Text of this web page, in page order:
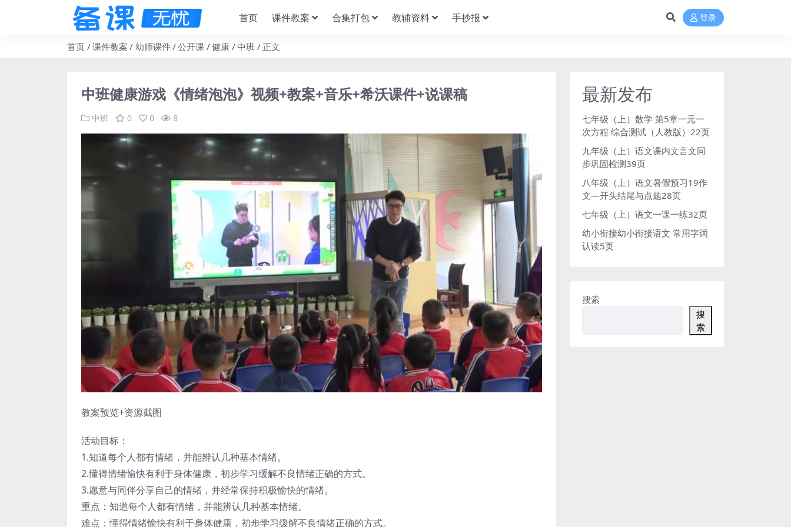
首页 课件教案 合集打包 教辅资料 手抄报 登录
首页 课件教案 幼师课件 公开课 健康 中班 正文
中班健康游戏《情绪泡泡》视频+教案+音乐+希沃课件+说课稿
中班 0 0 8
教案预览+资源截图
活动目标：
1.知道每个人都有情绪，并能辨认几种基本情绪。
2.懂得情绪愉快有利于身体健康，初步学习缓解不良情绪正确的方式。
3.愿意与同伴分享自己的情绪，并经常保持积极愉快的情绪。
重点：知道每个人都有情绪，并能辨认几种基本情绪。
难点：懂得情绪愉快有利于身体健康，初步学习缓解不良情绪正确的方式。
最新发布
七年级（上）数学 第5章一元一
次方程 综合测试（人教版）22页
九年级（上）语文课内文言文同
步巩固检测39页
八年级（上）语文暑假预习19作
文—开头结尾与点题28页
七年级（上）语文一课一练32页
幼小衔接幼小衔接语文 常用字词
认读5页
搜索
搜
索